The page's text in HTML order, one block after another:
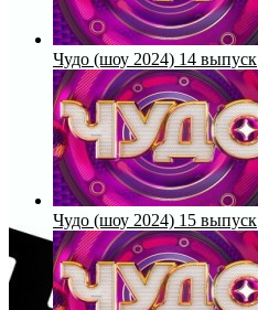
Чудо (шоу 2024) 14 выпуск
Чудо (шоу 2024) 15 выпуск